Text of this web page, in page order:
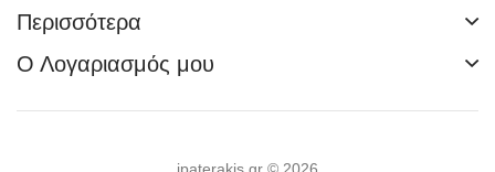
Περισσότερα
Ο Λογαριασμός μου